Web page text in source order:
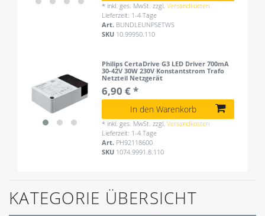
* inkl. ges. MwSt. zzgl.Versandkosten
Lieferzeit: 1-4 Tage
Art. BUNDLEUNPSETWS
SKU 10.99950.110
Philips CertaDrive G3 LED Driver 700mA
30-42V 30W 230V Konstantstrom Trafo
Netzteil Netzgerät
6,90 € *
In den Warenkorb
* inkl. ges. MwSt. zzgl.Versandkosten
Lieferzeit: 1-4 Tage
Art. PH92118600
SKU 1074.9991.8.110
KATEGORIE ÜBERSICHT